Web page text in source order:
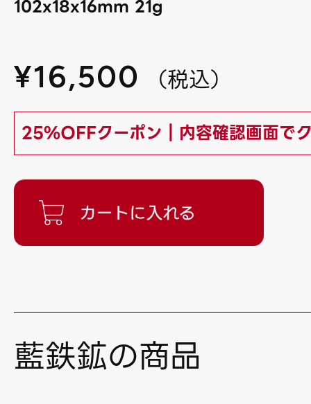
102x18x16mm 21g
¥16,500 （税込）
25%OFFクーポン｜内容確認画面で
藍鉄鉱の商品